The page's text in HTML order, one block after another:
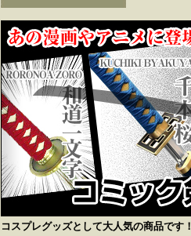
コスプレグッズとして大人気の商品です！